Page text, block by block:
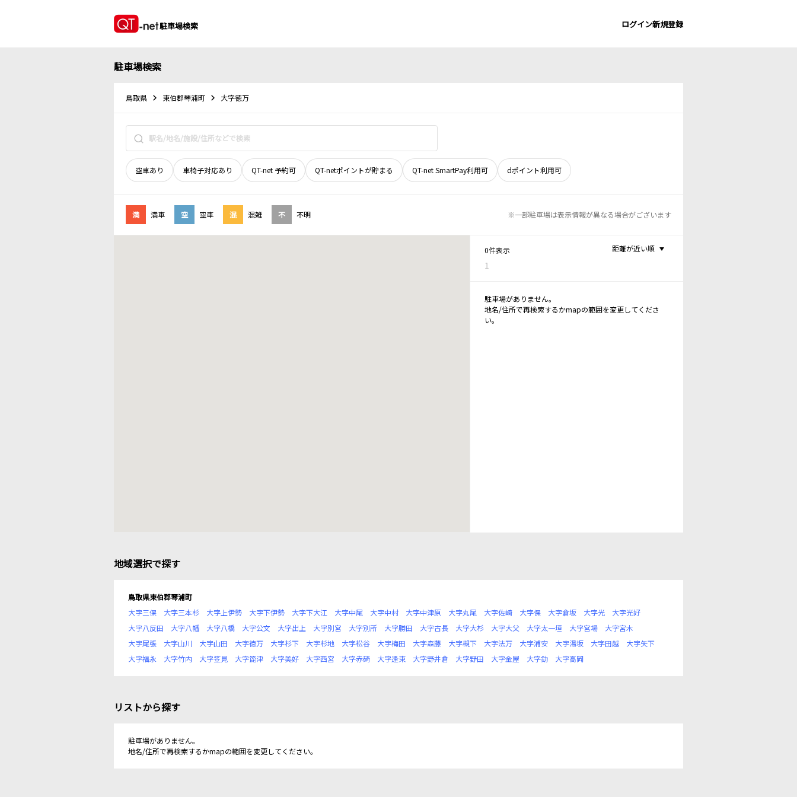
駐車場検索 ログイン新規登録
駐車場検索
鳥取県 東伯郡琴浦町 大字徳万
空車あり 車椅子対応あり QT-net 予約可 QT-netポイントが貯まる QT-net SmartPay利用可 dポイント利用可
満 満車 空 空車 混 混雑 不 不明 ※一部駐車場は表示情報が異なる場合がございます
0件表示
1
距離が近い順
駐車場がありません。
地名/住所で再検索するかmapの範囲を変更してくださ
い。
地域選択で探す
鳥取県東伯郡琴浦町
大字三保
大字三本杉 大字上伊勢 大字下伊勢 大字下大江 大字中尾 大字中村 大字中津原 大字丸尾 大字佐崎 大字保 大字倉坂 大字光
大字光好
大字八反田
大字八幡 大字八橋 大字公文 大字出上 大字別宮 大字別所 大字勝田 大字古長 大字大杉 大字大父 大字太一垣 大字宮場
大字宮木
大字尾張
大字山川 大字山田 大字徳万 大字杉下 大字杉地 大字松谷 大字梅田 大字森藤 大字槻下 大字法万 大字浦安 大字湯坂 大字田越
大字矢下
大字福永
大字竹内 大字笠見 大字箆津 大字美好 大字西宮 大字赤碕 大字逢束 大字野井倉 大字野田 大字金屋 大字釛 大字高岡
リストから探す
駐車場がありません。
地名/住所で再検索するかmapの範囲を変更してください。